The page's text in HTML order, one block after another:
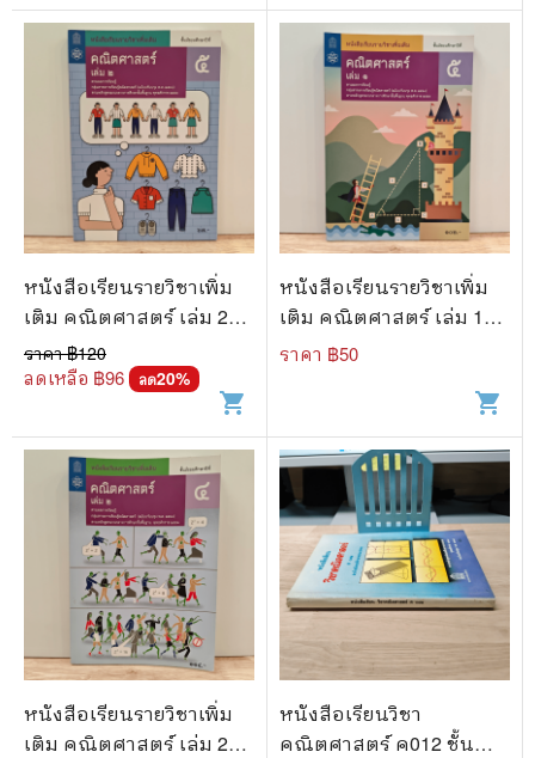
หนังสือเรียนรายวิชาเพิ่ม
เติม คณิตศาสตร์ เล่ม 2
ชั้นมัธยมศึกษาปีที่ 5
ราคา ฿120
ลดเหลือ ฿96 ลด20%
shopping_cart
หนังสือเรียนรายวิชาเพิ่ม
เติม คณิตศาสตร์ เล่ม 1
ชั้นมัธยมศึกษาปีที่ 5
ราคา ฿50
shopping_cart
หนังสือเรียนรายวิชาเพิ่ม
เติม คณิตศาสตร์ เล่ม 2
หนังสือเรียนวิชา
คณิตศาสตร์ ค012 ชั้น